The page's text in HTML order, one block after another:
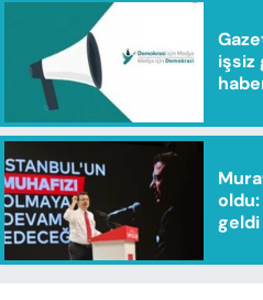
işsiz
oldu:
geldi